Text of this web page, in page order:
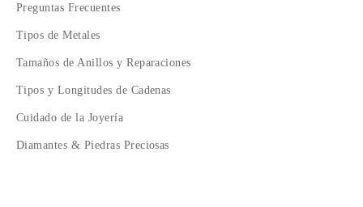
Preguntas Frecuentes
Tipos de Metales
Tamaños de Anillos y Reparaciones
Tipos y Longitudes de Cadenas
Cuidado de la Joyería
Diamantes & Piedras Preciosas